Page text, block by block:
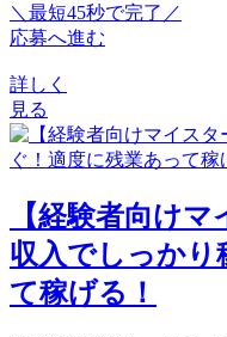
＼最短45秒で完了／
応募へ進む
詳しく
見る
【経験者向け
収入でしっかり
て稼げる！